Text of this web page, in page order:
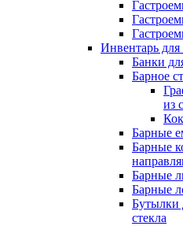
Инвентарь
Банки
Барное
из
Барные
Барные
Барные
Барные
Бутылки
стекла